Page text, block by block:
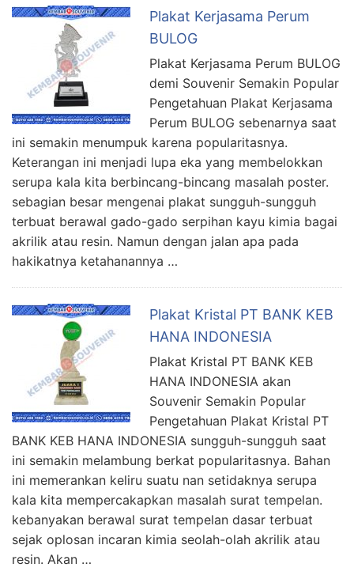
Plakat Kerjasama Perum
BULOG
Plakat Kerjasama Perum BULOG
demi Souvenir Semakin Popular
Pengetahuan Plakat Kerjasama
Perum BULOG sebenarnya saat
ini semakin menumpuk karena popularitasnya.
Keterangan ini menjadi lupa eka yang membelokkan
serupa kala kita berbincang-bincang masalah poster.
sebagian besar mengenai plakat sungguh-sungguh
terbuat berawal gado-gado serpihan kayu kimia bagai
akrilik atau resin. Namun dengan jalan apa pada
hakikatnya ketahanannya …
Plakat Kristal PT BANK KEB
HANA INDONESIA
Plakat Kristal PT BANK KEB
HANA INDONESIA akan
Souvenir Semakin Popular
Pengetahuan Plakat Kristal PT
BANK KEB HANA INDONESIA sungguh-sungguh saat
ini semakin melambung berkat popularitasnya. Bahan
ini memerankan keliru suatu nan setidaknya serupa
kala kita mempercakapkan masalah surat tempelan.
kebanyakan berawal surat tempelan dasar terbuat
sejak oplosan incaran kimia seolah-olah akrilik atau
resin. Akan …